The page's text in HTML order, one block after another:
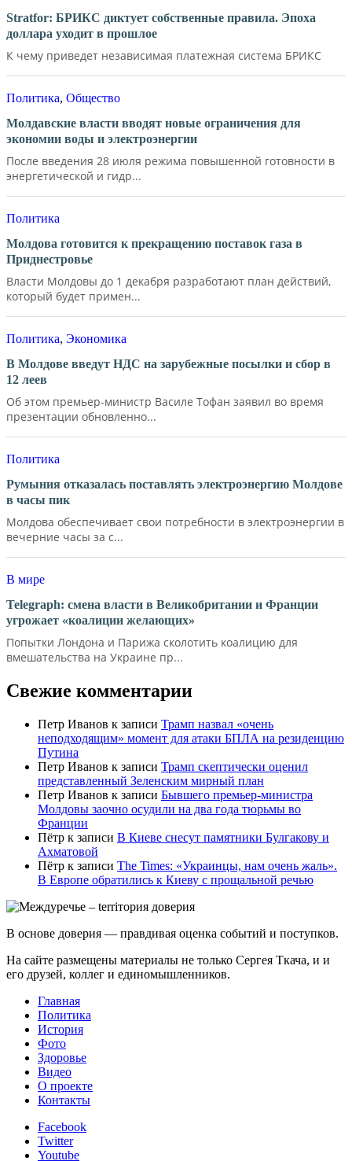
Stratfor: БРИКС диктует собственные правила. Эпоха
доллара уходит в прошлое
К чему приведет независимая платежная система БРИКС
Политика, Общество
Молдавские власти вводят новые ограничения для
экономии воды и электроэнергии
После введения 28 июля режима повышенной готовности в
энергетической и гидр...
Политика
Молдова готовится к прекращению поставок газа в
Приднестровье
Власти Молдовы до 1 декабря разработают план действий,
который будет примен...
Политика, Экономика
В Молдове введут НДС на зарубежные посылки и сбор в
12 леев
Об этом премьер-министр Василе Тофан заявил во время
презентации обновленно...
Политика
Румыния отказалась поставлять электроэнергию Молдове
в часы пик
Молдова обеспечивает свои потребности в электроэнергии в
вечерние часы за с...
В мире
Telegraph: смена власти в Великобритании и Франции
угрожает «коалиции желающих»
Попытки Лондона и Парижа сколотить коалицию для
вмешательства на Украине пр...
Свежие комментарии
Петр Иванов к записи Трамп назвал «очень
неподходящим» момент для атаки БПЛА на резиденцию
Путина
Петр Иванов к записи Трамп скептически оценил
представленный Зеленским мирный план
Петр Иванов к записи Бывшего премьер-министра
Молдовы заочно осудили на два года тюрьмы во
Франции
Пётр к записи В Киеве снесут памятники Булгакову и
Ахматовой
Пётр к записи Тhe Times: «Украинцы, нам очень жаль».
В Европе обратились к Киеву с прощальной речью
В основе доверия — правдивая оценка событий и поступков.
На сайте размещены материалы не только Сергея Ткача, и и
его друзей, коллег и единомышленников.
Главная
Политика
История
Фото
Здоровье
Видео
О проекте
Контакты
Facebook
Twitter
Youtube